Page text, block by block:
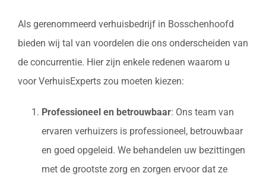
Als gerenommeerd verhuisbedrijf in Bosschenhoofd
bieden wij tal van voordelen die ons onderscheiden van
de concurrentie. Hier zijn enkele redenen waarom u
voor VerhuisExperts zou moeten kiezen:
Professioneel en betrouwbaar: Ons team van
ervaren verhuizers is professioneel, betrouwbaar
en goed opgeleid. We behandelen uw bezittingen
met de grootste zorg en zorgen ervoor dat ze